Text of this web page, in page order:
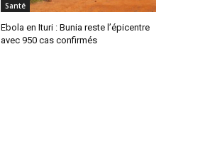
Santé
Ebola en Ituri : Bunia reste l’épicentre
avec 950 cas confirmés